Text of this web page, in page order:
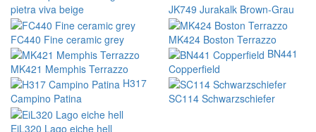
pietra viva beige
JK749 Jurakalk Brown-Grau
FC440 Fine ceramic grey MK424 Boston Terrazzo
MK421 Memphis Terrazzo
BN441
Copperfield
H317
Campino Patina
SC114 Schwarzschiefer
EiL320 Lago eiche hell